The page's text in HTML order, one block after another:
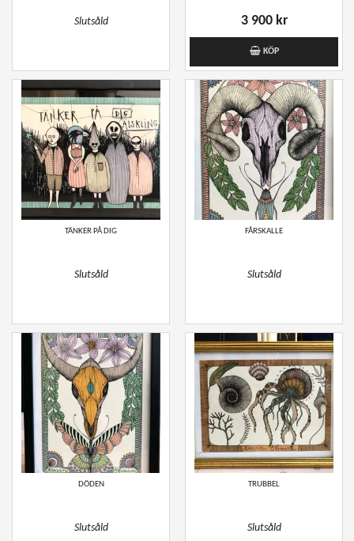
Slutsåld 3 900 kr
KÖP
TÄNKER PÅ DIG
Slutsåld
FÅRSKALLE
Slutsåld
DÖDEN
Slutsåld
TRUBBEL
Slutsåld